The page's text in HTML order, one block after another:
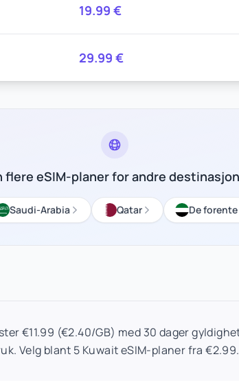
19.99 €
29.99 €
flere eSIM-planer for andre
Saudi-Arabia Qatar De
€11.99 (€2.40/GB) med 30 dager
Velg blant 5 Kuwait eSIM-planer fra €2.99.